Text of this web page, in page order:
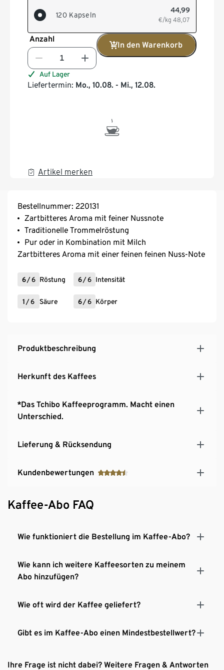
120 Kapseln
44,99
€/kg 48,07
Anzahl
In den Warenkorb
Auf Lager
Liefertermin: Mo., 10.08. - Mi., 12.08.
Artikel merken
Bestellnummer: 220131
Zartbitteres Aroma mit feiner Nussnote
Traditionelle Trommelröstung
Pur oder in Kombination mit Milch
Zartbitteres Aroma mit einer feinen feinen Nuss-Note
6 /6 Röstung 6 /6 Intensität
1 /6 Säure 6 /6 Körper
Produktbeschreibung
Herkunft des Kaffees
*Das Tchibo Kaffeeprogramm. Macht einen
Unterschied.
Lieferung & Rücksendung
Kundenbewertungen
Kaffee-Abo FAQ
Wie funktioniert die Bestellung im Kaffee-Abo?
Wie kann ich weitere Kaffeesorten zu meinem
Abo hinzufügen?
Wie oft wird der Kaffee geliefert?
Gibt es im Kaffee-Abo einen Mindestbestellwert?
Ihre Frage ist nicht dabei? Weitere Fragen & Antworten